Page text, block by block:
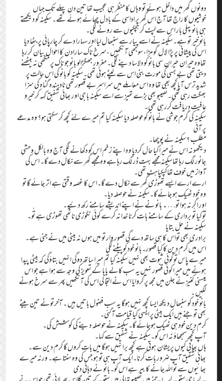
دونوں گھر میں داخل ہوئے تو وہاں کا منظر ہی عجیب تھا تین دن پہلے تک جہاں
خوشیوں کا راج تھا آج اس گھر پر اداسی کے بادل چھائے ہوئے تھے۔ سکینہ کو دیکھتے
ہی بانو پہلی بار اس سے لپٹ کر ہچکیوں سے رونے لگی۔
بانو خیر تو ہے۔سکینہ نے اسے پیار سے سنبھال لیا اور سہارا دے کر چارپائی پر بٹھا دیا
اس کی پیشانی پر پڑا لال گومڑا،سوجھی آنکھیں ،سرخ ناک سارادن کا احوال بیان کر رہا
تھاوہ حیران حیران سی بانو کو دلاسا دینے لگی۔ مغرور جھگڑالو بانو جو ناک پر مکھی نہ بیٹھنے
دیتی تھی بے بسی کی مورت بنی اس سے لپٹے ہوئی تھی۔سکینہ کو بانو کی اس حالت پر
شدیدترس آیاکچھ بھی تھا وہ اس معاملے میں سراسر بے قصور تھی نادہندہ گناہ کی سزا
بھگت رہی تھی۔نصیبو بھی بڑے تمیز سے اسے سکینہ باجی اور بھائی شفیق کہہ کر خیرو
عافیت دریافت کررہی تھی۔
سکینہ کی گرم جوشی نے بانو کو حوصلہ دیا سکینہ کیا تم میرے لئے کچھ کرسکتی ہو؟ وہ مدعے
پر آئی
مطلب ؟سکینہ نے پوچھا۔
دیکھو نہ اس نے میرا کیا حال کردیا وہ اپنے زخم اس کو دکھانے لگی آج وہ بالکل وحشی
جانور لگ رہا تھاسکینہ مجھے بہت ڈر لگ رہا ہے وہ مجھے گھر سے نکال دے گا۔ اس کی
آواز میں خوف تھاکپکپاہٹ تھی۔
ارے ارے ایسے تھوڑی گھر سے نکال دے گا۔اس کا غصہ وقتی ہے اتر جائے گا تو
وہ خود ٹھیک ہو جائے گا۔سکینہ نے حوصلہ دیا۔
اور اگر نہ ہوا تو…. بانو نے نے اپنے اندیشے سامنے رکھ دئیے۔
تو کیا تُو برداری کے سامنے بات کرنا خدا نہ کرے کوئی نگوڑی ناٹھی تھوڑی ہے تُو۔
سکینہ نے حل بتایا
برادری بھی تواس کا ہی ساتھ دے گی قصور وار تو میں ہوں نہ بیٹی میں نے جنی ہے۔
اس میں کرم دین کا کیا قصور۔بانو خود کو پیٹنے لگی
میرے پاس تو کوئی ثبوت بھی نہیں سکینہ کیا تم میرا ساتھ دوگی انہیں بتاؤگی کہ بیٹی پیدا
ہونے میں میرا کوئی قصور نہیں یہ سب کالے بابا کے تعویز کی وجہ سے ہوا ہے جو اس
میسنی کنیز نے جلن میں مجھ پر کروایا اس نے التجا کی اس کی آنکھیں پھر سے سرخ ہونے
لگیں ۔
بانو خود کو سنبھال دیکھ ایسا کچھ نہیں ہوگا یہ سب فضول باتیں ہیں ۔ آخرتونے تین بیٹے
بھی تو جنے ہیں ایک بیٹی پر ایسی کیا قیامت آگئی۔
کرم دین خود ہی ٹھیک ہوجائے گا۔سکینہ نے حوصلہ دینے کی کوشش کی۔
آپ کچھ سمجھاؤ نہ اس کو۔سکینہ نے شفیق سے کہا۔
ہاں بھابی کیوں پریشان ہوتی ہے کچھ برا نہیں ہوگا میں بات کروں گا کرم دین سے۔
بھائی شفیق آپ ضرور بات کرنا۔ایک آپ ہی تو ہو جس کی وہ سنتا ہے۔ ورنہ میرے
بھائیوں سے تو اللہ جانے کا بیر ہے اس کو۔بانو نے دہائی دی